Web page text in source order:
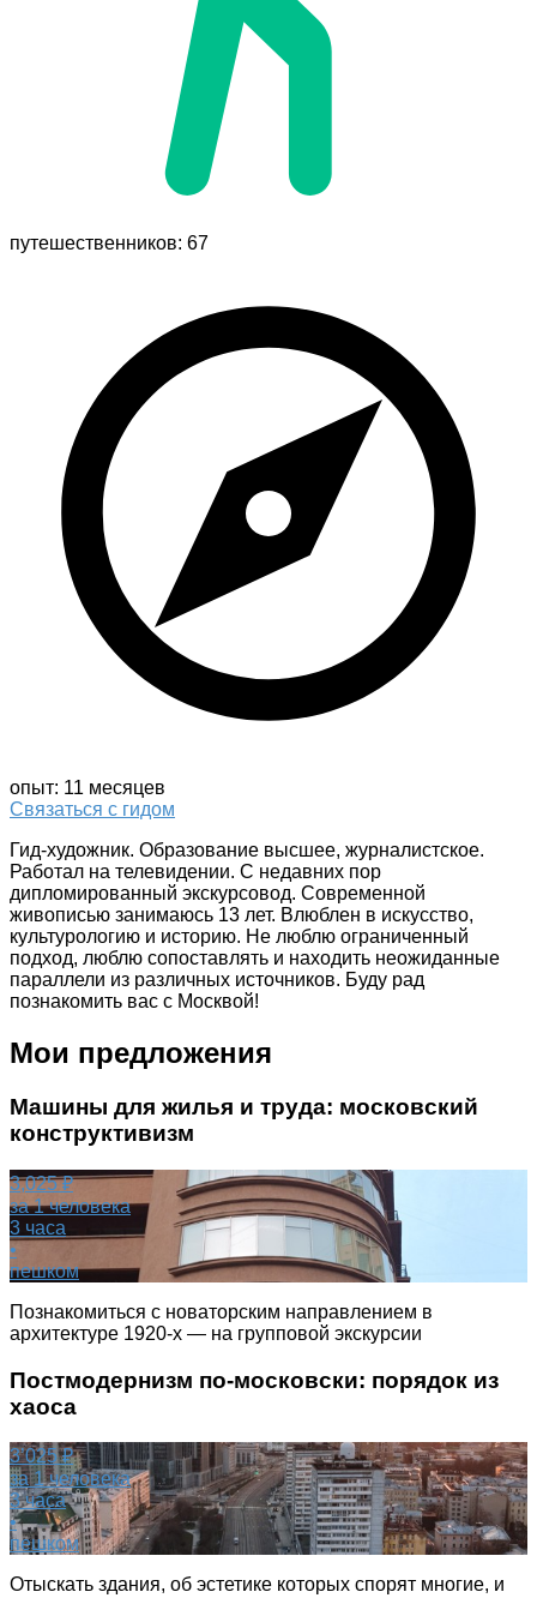
путешественников: 67
опыт: 11 месяцев
Связаться с гидом
Гид-художник. Образование высшее, журналистское.
Работал на телевидении. С недавних пор
дипломированный экскурсовод. Современной
живописью занимаюсь 13 лет. Влюблен в искусство,
культурологию и историю. Не люблю ограниченный
подход, люблю сопоставлять и находить неожиданные
параллели из различных источников. Буду рад
познакомить вас с Москвой!
Мои предложения
Машины для жилья и труда: московский
конструктивизм
3,025 ₽
за 1 человека
3 часа
•
пешком
Познакомиться с новаторским направлением в
архитектуре 1920-х — на групповой экскурсии
Постмодернизм по-московски: порядок из
хаоса
3’025 ₽
за 1 человека
3 часа
•
пешком
Отыскать здания, об эстетике которых спорят многие, и